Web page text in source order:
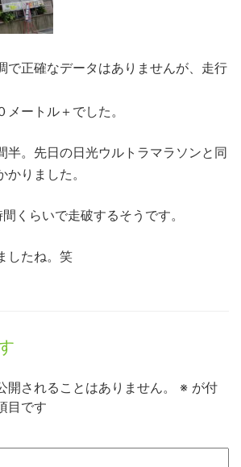
で正確なデータはありませんが、走行
ートル＋でした。
半。先日の日光ウルトラマラソンと同
りました。
くらいで走破するそうです。
したね。笑
開されることはありません。 ※ が付
目です